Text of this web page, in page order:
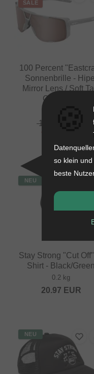
SALE
100 Percent
Sonnenbrille -
Mirror Lens / Soft
Cool Grey
100.80
- 8 %
NEU
Stay Strong "Cut
Shirt - Black/Green
0.2 kg
20.97 EUR
NEU
so klein
beste